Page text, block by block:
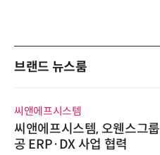
브랜드 뉴스룸
씨앤에프시스템
씨앤에프시스템, 오웬스그
공 ERP·DX 사업 협력